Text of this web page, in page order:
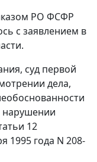
РО ФСФР
с заявлением в
суд первой
дела,
12
1995 года N 208-